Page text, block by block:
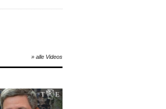
» alle Videos